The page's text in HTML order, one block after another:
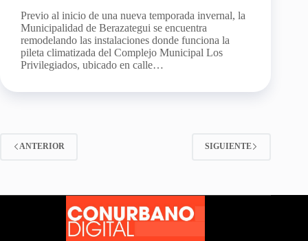
Previo al inicio de una nueva temporada invernal, la
Municipalidad de Berazategui se encuentra
remodelando las instalaciones donde funciona la
pileta climatizada del Complejo Municipal Los
Privilegiados, ubicado en calle…
ANTERIOR SIGUIENTE